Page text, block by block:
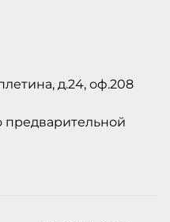
д.24, оф.208
предварительной